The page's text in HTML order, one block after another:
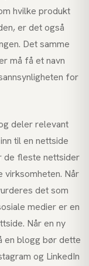
hvilke produkt
er det også
Det samme
må få et navn
for
deler relevant
til en nettside
de fleste nettsider
virksomheten. Når
det som
medier er en
Når en ny
en blogg bør dette
og LinkedIn